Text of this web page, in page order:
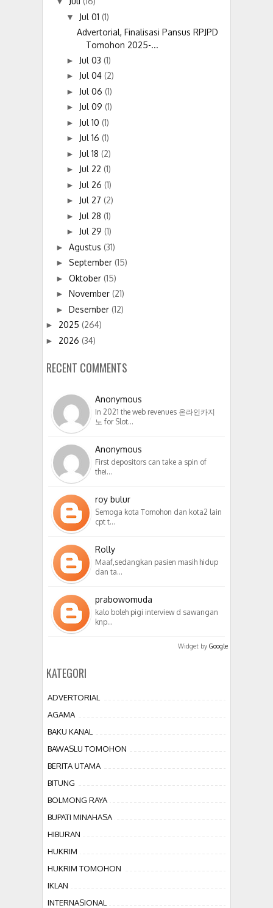
▼ Jul 01 (1)
Advertorial, Finalisasi Pansus RPJPD
Tomohon 2025-...
► Jul 03 (1)
► Jul 04 (2)
► Jul 06 (1)
► Jul 09 (1)
► Jul 10 (1)
► Jul 16 (1)
► Jul 18 (2)
► Jul 22 (1)
► Jul 26 (1)
► Jul 27 (2)
► Jul 28 (1)
► Jul 29 (1)
► Agustus (31)
► September (15)
► Oktober (15)
► November (21)
► Desember (12)
► 2025 (264)
► 2026 (34)
RECENT COMMENTS
Anonymous
In 2021 the web revenues 온라인카지
노 for Slot…
Anonymous
First depositors can take a spin of
thei…
roy bulur
Semoga kota Tomohon dan kota2 lain
cpt t…
Rolly
Maaf,sedangkan pasien masih hidup
dan ta…
prabowomuda
kalo boleh pigi interview d sawangan
knp…
Widget by Google
KATEGORI
ADVERTORIAL
AGAMA
BAKU KANAL
BAWASLU TOMOHON
BERITA UTAMA
BITUNG
BOLMONG RAYA
BUPATI MINAHASA
HIBURAN
HUKRIM
HUKRIM TOMOHON
IKLAN
INTERNASIONAL